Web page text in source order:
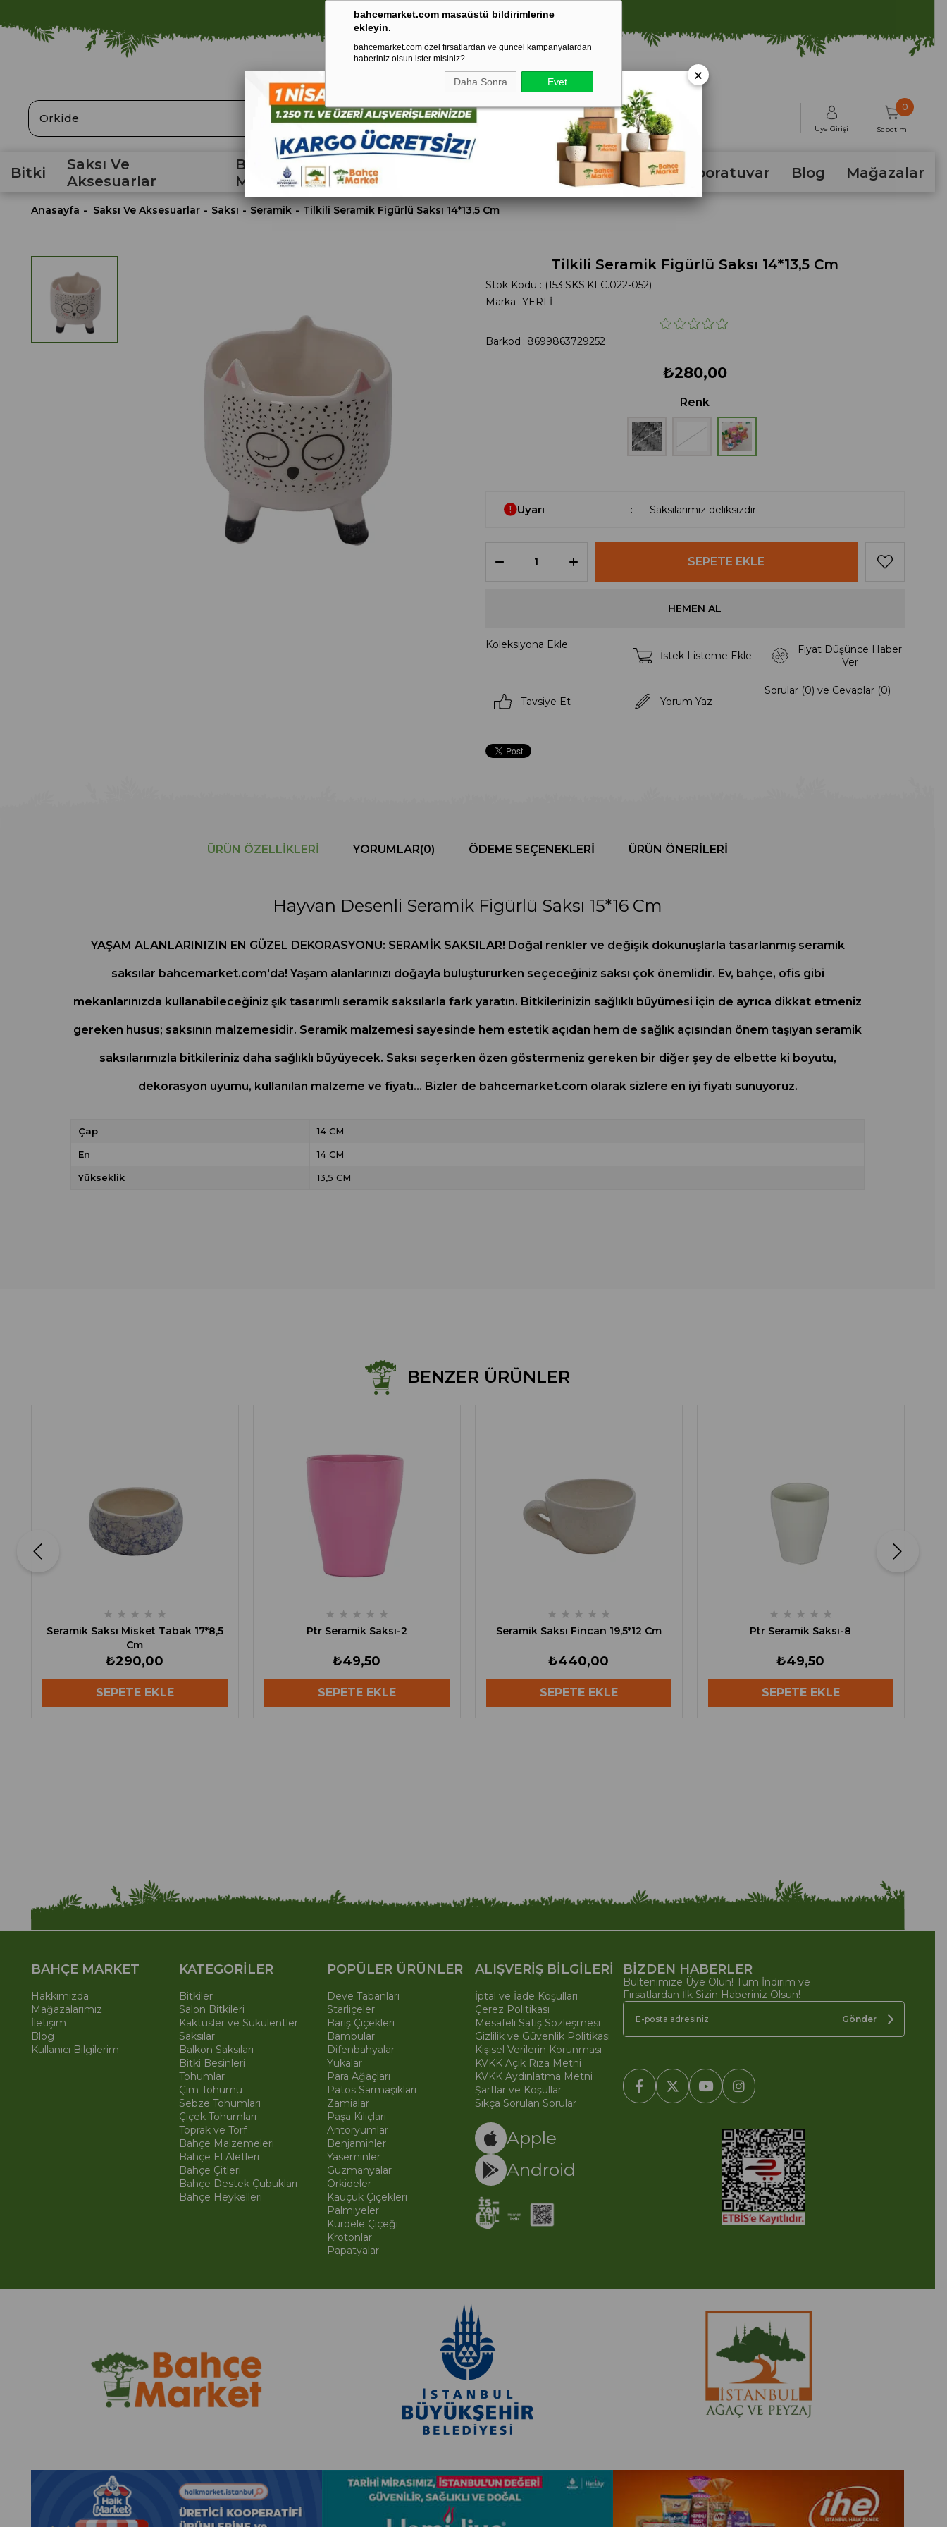
bahcemarket.com masaüstü bildirimlerine
ekleyin.
bahcemarket.com özel fırsatlardan ve güncel kampanyalardan
haberiniz olsun ister misiniz?
Daha Sonra Evet
⚠️ SATIŞLARIMIZ YALNIZCA İSTANBUL İLİ İLE SINIRLIDIR.
ARA
Üye Girişi Sepetim
0
Bitki
Saksı Ve
Aksesuarlar
Bahçe
Malzemeleri
Tohum Laboratuvar Blog Mağazalar
Anasayfa Saksı Ve Aksesuarlar Saksı Seramik Tilkili Seramik Figürlü Saksı 14*13,5 Cm
Tilkili Seramik Figürlü Saksı 14*13,5 Cm
Stok Kodu
(153.SKS.KLC.022-052)
Marka : YERLİ
Barkod : 8699863729252
₺280,00
Renk
Uyarı Saksılarımız deliksizdir.
Koleksiyona Ekle
İstek Listeme Ekle
Fiyat Düşünce Haber
Ver
Tavsiye Et Yorum Yaz
Sorular (0) ve Cevaplar (0)
ÜRÜN ÖZELLIKLERI YORUMLAR(0) ÖDEME SEÇENEKLERI ÜRÜN ÖNERILERI
Hayvan Desenli Seramik Figürlü Saksı 15*16 Cm
YAŞAM ALANLARINIZIN EN GÜZEL DEKORASYONU: SERAMİK SAKSILAR! Doğal renkler ve değişik dokunuşlarla tasarlanmış seramik
saksılar bahcemarket.com'da! Yaşam alanlarınızı doğayla buluştururken seçeceğiniz saksı çok önemlidir. Ev, bahçe, ofis gibi
mekanlarınızda kullanabileceğiniz şık tasarımlı seramik saksılarla fark yaratın. Bitkilerinizin sağlıklı büyümesi için de ayrıca dikkat etmeniz
gereken husus; saksının malzemesidir. Seramik malzemesi sayesinde hem estetik açıdan hem de sağlık açısından önem taşıyan seramik
saksılarımızla bitkileriniz daha sağlıklı büyüyecek. Saksı seçerken özen göstermeniz gereken bir diğer şey de elbette ki boyutu,
dekorasyon uyumu, kullanılan malzeme ve fiyatı... Bizler de bahcemarket.com olarak sizlere en iyi fiyatı sunuyoruz.
Çap 14 CM
En 14 CM
Yükseklik 13,5 CM
BENZER ÜRÜNLER
★ ★ ★ ★ ★
Seramik Saksı Misket Tabak 17*8,5
Cm
₺290,00
SEPETE EKLE
★ ★ ★ ★ ★
Ptr Seramik Saksı-2
₺49,50
SEPETE EKLE
★ ★ ★ ★ ★
Seramik Saksı Fincan 19,5*12 Cm
₺440,00
SEPETE EKLE
★ ★ ★ ★ ★
Ptr Seramik Saksı-8
₺49,50
SEPETE EKLE
BAHÇE MARKET
Hakkımızda
Mağazalarımız
İletişim
Blog
Kullanıcı Bilgilerim
KATEGORİLER
Bitkiler
Salon Bitkileri
Kaktüsler ve Sukulentler
Saksılar
Balkon Saksıları
Bitki Besinleri
Tohumlar
Çim Tohumu
Sebze Tohumları
Çiçek Tohumları
Toprak ve Torf
Bahçe Malzemeleri
Bahçe El Aletleri
Bahçe Çitleri
Bahçe Destek Çubukları
Bahçe Heykelleri
POPÜLER ÜRÜNLER
Deve Tabanları
Starliçeler
Barış Çiçekleri
Bambular
Difenbahyalar
Yukalar
Para Ağaçları
Patos Sarmaşıkları
Zamialar
Paşa Kılıçları
Antoryumlar
Benjaminler
Yaseminler
Guzmanyalar
Orkideler
Kauçuk Çiçekleri
Palmiyeler
Kurdele Çiçeği
Krotonlar
Papatyalar
ALIŞVERİŞ BİLGİLERİ
İptal ve İade Koşulları
Çerez Politikası
Mesafeli Satış Sözleşmesi
Gizlilik ve Güvenlik Politikası
Kişisel Verilerin Korunması
KVKK Açık Rıza Metni
KVKK Aydınlatma Metni
Şartlar ve Koşullar
Sıkça Sorulan Sorular
Apple
Android
BİZDEN HABERLER
Bültenimize Üye Olun! Tüm İndirim ve
Fırsatlardan İlk Sizin Haberiniz Olsun!
Gönder
×